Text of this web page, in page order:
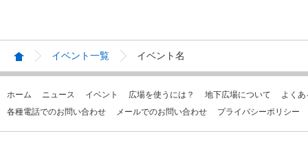
イベント一覧 イベント名
ホーム ニュース イベント 広場を使うには？ 地下広場について
よく
各種電話でのお問い合わせ
メールでのお問い合わせ プライバシーポリシー